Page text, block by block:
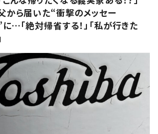
から届いた“衝撃のメッセー
…「絶対帰省する！」「私が行きた